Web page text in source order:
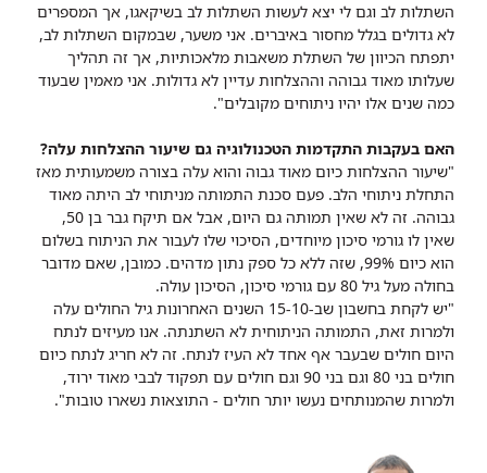
השתלות לב וגם לי יצא לעשות השתלות לב בשיקאגו, אך המספרים
לא גדולים בגלל מחסור באיברים. אני משער, שבמקום השתלות לב,
יתפתח הכיוון של השתלת משאבות מלאכותיות, אך זה תהליך
שעלותו מאוד גבוהה וההצלחות עדיין לא גדולות. אני מאמין שבעוד
כמה שנים אלו יהיו ניתוחים מקובלים".
האם בעקבות התקדמות הטכנולוגיה גם שיעור ההצלחות עלה?
"שיעור ההצלחות כיום מאוד גבוה והוא עלה בצורה משמעותית מאז
התחלת ניתוחי הלב. פעם סכנת התמותה מניתוחי לב היתה מאוד
גבוהה. זה לא שאין תמותה גם היום, אבל אם תיקח גבר בן 50,
שאין לו גורמי סיכון מיוחדים, הסיכוי שלו לעבור את הניתוח בשלום
הוא כיום 99%, שזה ללא כל ספק נתון מדהים. כמובן, שאם מדובר
בחולה מעל גיל 80 עם גורמי סיכון, הסיכון עולה.
"יש לקחת בחשבון שב-15-10 השנים האחרונות גיל החולים עלה
ולמרות זאת, התמותה הניתוחית לא השתנתה. אנו מעיזים לנתח
היום חולים שבעבר אף אחד לא העיז לנתח. זה לא חריג לנתח כיום
חולים בני 80 וגם בני 90 וגם חולים עם תפקוד לבבי מאוד ירוד,
ולמרות שהמנותחים נעשו יותר חולים - התוצאות נשארו טובות".